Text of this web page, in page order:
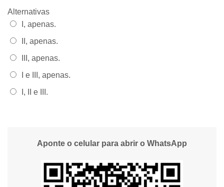
Alternativas
Alternativa 1:
I, apenas.
Alternativa 2:
II, apenas.
Alternativa 3:
III, apenas.
Alternativa 4:
I e III, apenas.
Alternativa 5:
I, II e III.
Aponte o celular para abrir o WhatsApp